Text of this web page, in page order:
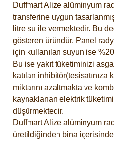
Duffmart Alize alüminyum
transferine uygun
litre su ile vermektedir. Bu
gösteren üründür. Panel
için kullanılan suyun ise
Bu ise yakıt tüketiminizi
katılan inhibitör(tesisatınıza
miktarını azaltmakta ve
kaynaklanan elektrik
düşürmektedir.
Duffmart Alize alüminyum
üretildiğinden bina